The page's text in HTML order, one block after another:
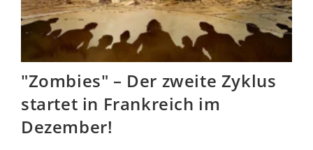
"Zombies" – Der zweite Zyklus
startet in Frankreich im
Dezember!